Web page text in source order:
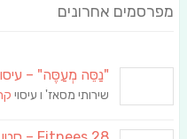
מפרסמים אחרונים
"נַסֵּה מְעַסֶּה" –
שירותי מסאז' ו עיסוי